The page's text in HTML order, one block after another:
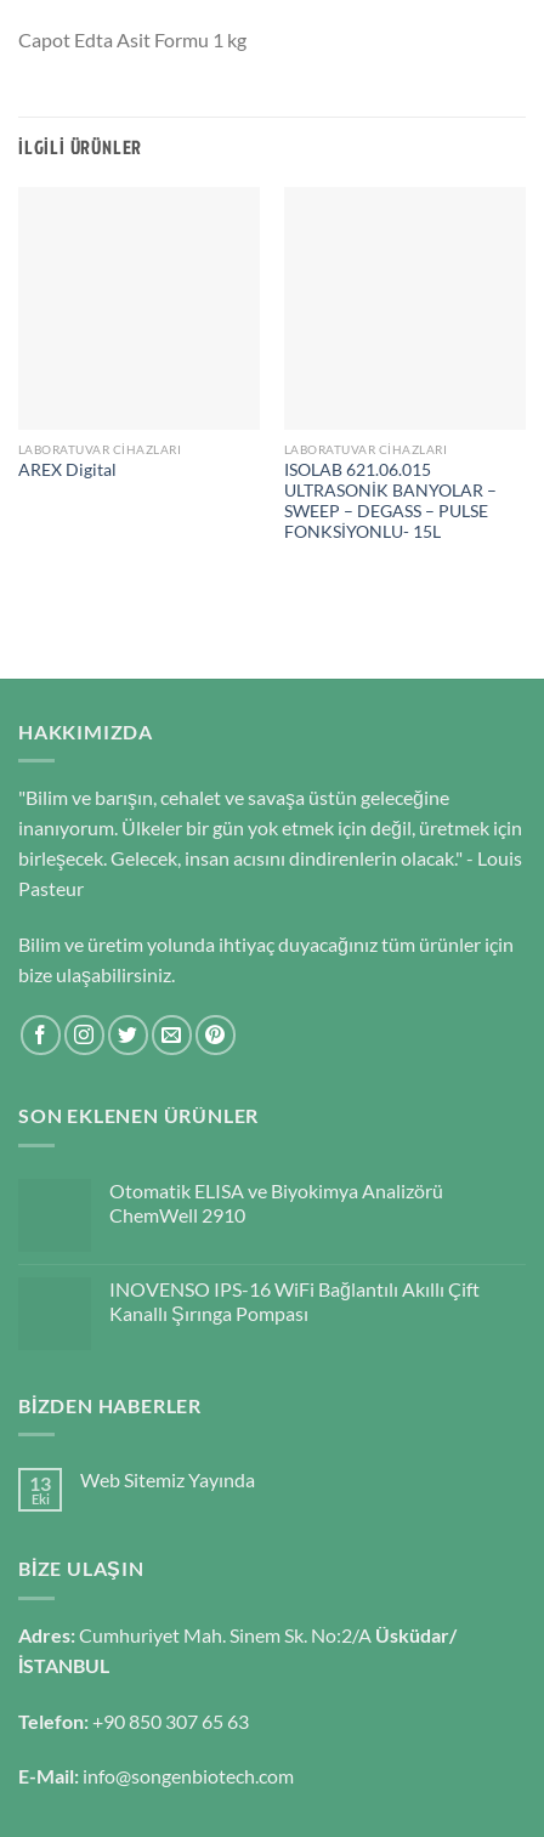
Capot Edta Asit Formu 1 kg
İLGILI ÜRÜNLER
LABORATUVAR CIHAZLARI
AREX Digital
LABORATUVAR CIHAZLARI
ISOLAB 621.06.015
ULTRASONİK BANYOLAR –
SWEEP – DEGASS – PULSE
FONKSİYONLU- 15L
HAKKIMIZDA
"Bilim ve barışın, cehalet ve savaşa üstün geleceğine
inanıyorum. Ülkeler bir gün yok etmek için değil, üretmek için
birleşecek. Gelecek, insan acısını dindirenlerin olacak." - Louis
Pasteur
Bilim ve üretim yolunda ihtiyaç duyacağınız tüm ürünler için
bize ulaşabilirsiniz.
SON EKLENEN ÜRÜNLER
Otomatik ELISA ve Biyokimya Analizörü
ChemWell 2910
INOVENSO IPS-16 WiFi Bağlantılı Akıllı Çift
Kanallı Şırınga Pompası
BIZDEN HABERLER
13
Eki
Web Sitemiz Yayında
BIZE ULAŞIN
Adres:Cumhuriyet Mah. Sinem Sk. No:2/A Üsküdar/
İSTANBUL
Telefon:+90 850 307 65 63
E-Mail: info@songenbiotech.com